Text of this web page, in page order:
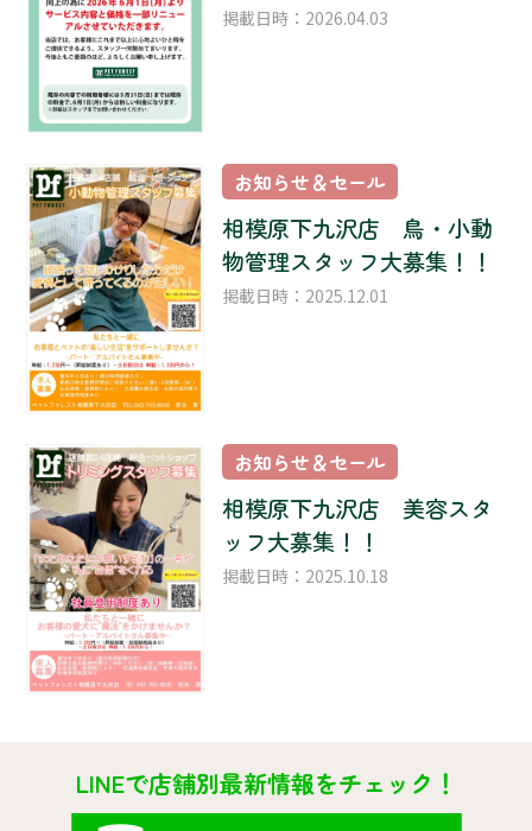
掲載日時：2026.04.03
お知らせ＆セール
相模原下九沢店 鳥・小動
物管理スタッフ大募集！！
掲載日時：2025.12.01
お知らせ＆セール
相模原下九沢店 美容スタ
ッフ大募集！！
掲載日時：2025.10.18
LINEで店舗別最新情報をチェック！